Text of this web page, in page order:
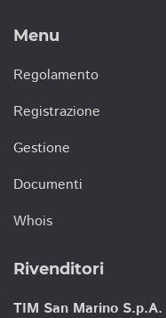
Menu
Regolamento
Registrazione
Gestione
Documenti
Whois
Rivenditori
TIM San Marino S.p.A.